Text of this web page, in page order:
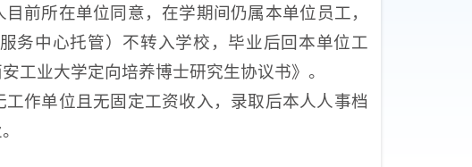
目前所在单位同意，在学期间仍属本单位员工，
务中心托管）不转入学校，毕业后回本单位工
安工业大学定向培养博士研究生协议书》。
作单位且无固定工资收入，录取后本人人事档